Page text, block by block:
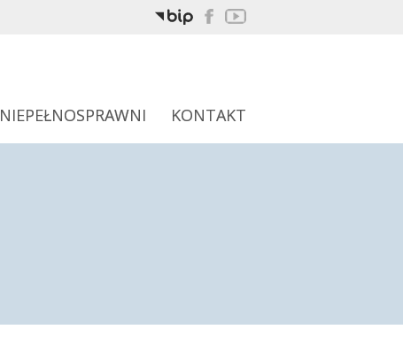
NIEPEŁNOSPRAWNI KONTAKT